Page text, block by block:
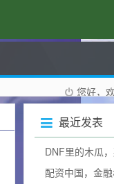
您好，
最近发表